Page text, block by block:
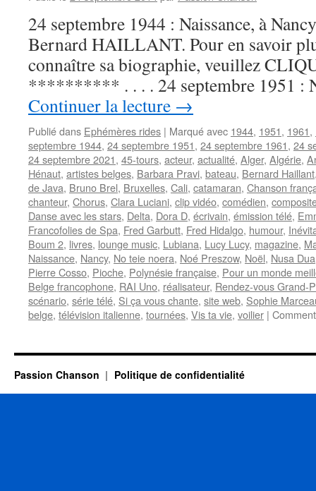
24 septembre 1944 : Naissance, à
Bernard HAILLANT. Pour en savoir
connaître sa biographie, veuillez
********** . . . . 24 septembre 1951 :
Continuer la lecture →
Publié dans Ephémères rides | Marqué avec 1944, 1951, 1961,
septembre 1944, 24 septembre 1951, 24 septembre 1961, 24
24 septembre 2021, 45-tours, acteur, actualité, Alger, Algérie,
Hénaut, artistes belges, Barbara Pravi, bateau, Bernard Haillant
de Java, Bruno Brel, Bruxelles, Cali, catamaran, Chanson
chanteur, Chorus, Clara Luciani, clip vidéo, comédien,
Danse avec les stars, Delta, Dora D, écrivain, émission télé,
Francofolies de Spa, Fred Garbutt, Fred Hidalgo, humour,
Boum 2, livres, lounge music, Lubiana, Lucy Lucy, magazine,
Naissance, Nancy, No teie noera, Noé Preszow, Noël, Nusa Dua
Pierre Cosso, Pioche, Polynésie française, Pour un monde
Belge francophone, RAI Uno, réalisateur, Rendez-vous Grand-
scénario, série télé, Si ça vous chante, site web, Sophie
belge, télévision italienne, tournées, Vis ta vie, voilier |
Passion Chanson Politique de confidentialité